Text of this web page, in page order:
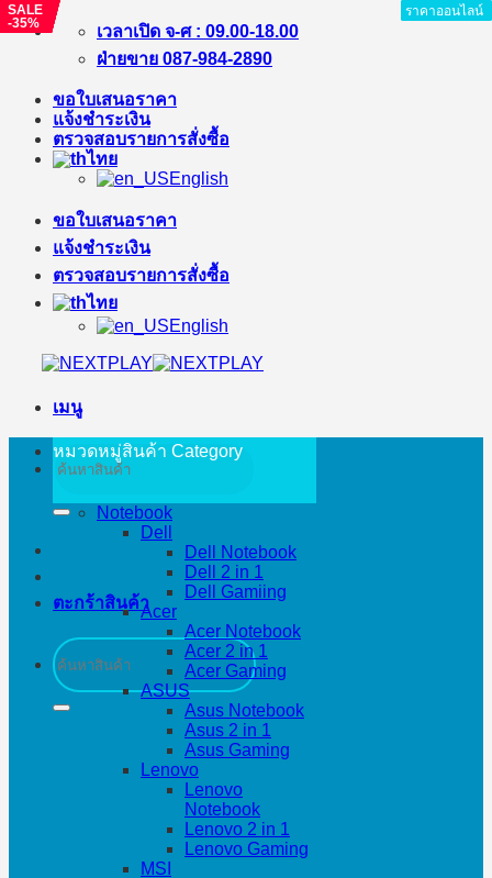
ข้าม
เนื้อหา
เวลาเปิด จ-ศ : 09.00-18.00
ฝ่ายขาย 087-984-2890
ขอใบเสนอราคา
แจ้งชำระเงิน
ตรวจสอบรายการสั่งซื้อ
ไทย
English
ขอใบเสนอราคา
แจ้งชำระเงิน
ตรวจสอบรายการสั่งซื้อ
ไทย
English
เมนู
ค้นหา:
ตะกร้าสินค้า
ค้นหา:
หมวดหมู่สินค้า Category
Notebook
Dell
Dell Notebook
Dell 2 in 1
Dell Gamiing
Acer
Acer Notebook
Acer 2 in 1
Acer Gaming
ASUS
Asus Notebook
Asus 2 in 1
Asus Gaming
Lenovo
Lenovo
Notebook
Lenovo 2 in 1
Lenovo Gaming
MSI
SALE
-35%
ราคาออนไลน์
SALE
-8%
ราคาออนไลน์
SALE
-4%
ราคาออนไลน์
ราคาออนไลน์
SALE
-7%
ราคาออนไลน์
SALE
-3%
ราคาออนไลน์
SALE
-5%
ราคาออนไลน์
ราคาออนไลน์
SALE
-13%